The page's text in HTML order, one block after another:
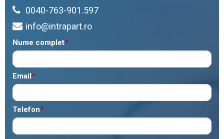
0040-763-901.597
info@intrapart.ro
*
Nume complet
*
Email
*
Telefon